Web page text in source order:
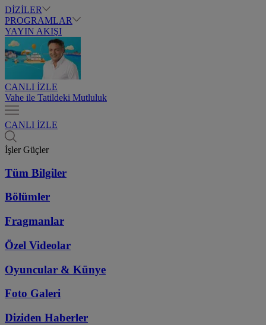
DİZİLER
PROGRAMLAR
YAYIN AKIŞI
CANLI İZLE
Vahe ile Tatildeki Mutluluk
CANLI İZLE
İşler Güçler
Tüm Bilgiler
Bölümler
Fragmanlar
Özel Videolar
Oyuncular & Künye
Foto Galeri
Diziden Haberler